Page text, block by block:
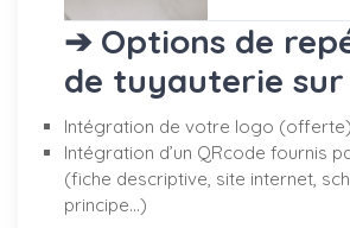
➔ Options de
de tuyauterie sur
Intégration de votre logo (offerte)
Intégration d’un QRcode fournis
(fiche descriptive, site internet,
principe…)